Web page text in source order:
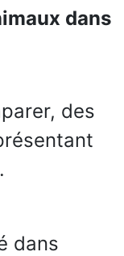
dans
des
dans